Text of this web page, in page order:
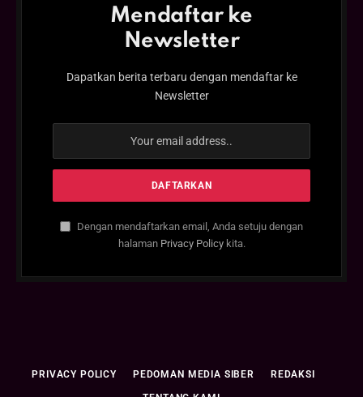
Mendaftar ke
Newsletter
Dapatkan berita terbaru dengan mendaftar ke
Newsletter
Dengan mendaftarkan email, Anda setuju dengan
halaman Privacy Policykita.
PRIVACY POLICY PEDOMAN MEDIA SIBER REDAKSI